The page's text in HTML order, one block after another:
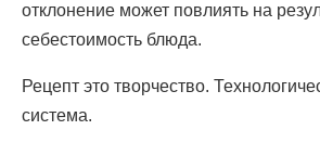
отклонение может повлиять на
себестоимость блюда.
Рецепт это творчество.
система.